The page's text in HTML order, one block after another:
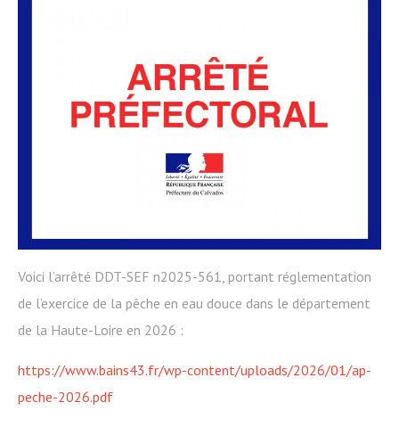
Voici l’arrêté DDT-SEF n2025-561, portant réglementation
de l’exercice de la pêche en eau douce dans le département
de la Haute-Loire en 2026 :
https://www.bains43.fr/wp-content/uploads/2026/01/ap-
peche-2026.pdf